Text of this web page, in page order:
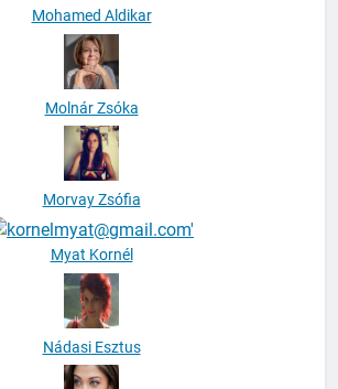
Mohamed Aldikar
Molnár Zsóka
Morvay Zsófia
Myat Kornél
Nádasi Esztus